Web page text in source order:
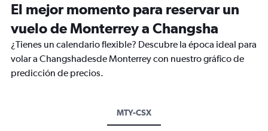
El mejor momento para reservar un
vuelo de Monterrey a Changsha
¿Tienes un calendario flexible? Descubre la época ideal para
volar a Changshadesde Monterrey con nuestro gráfico de
predicción de precios.
MTY-CSX